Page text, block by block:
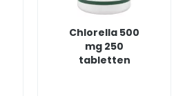
Chlorella 500
mg 250
tabletten